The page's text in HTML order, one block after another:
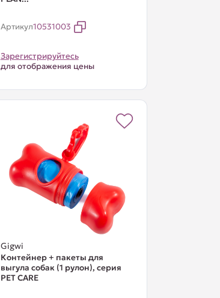
Артикул10531003
Зарегистрируйтесь
для отображения цены
Gigwi
Контейнер + пакеты для
выгула собак (1 рулон), серия
PET CARE